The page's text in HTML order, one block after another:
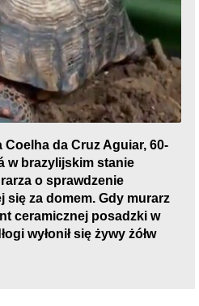
da Cruz Aguiar, 60-
w brazylijskim stanie
o sprawdzenie
za domem. Gdy murarz
ceramicznej posadzki w
wyłonił się żywy żółw